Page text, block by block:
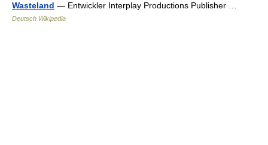
Wasteland — Entwickler Interplay Productions Publisher …
Deutsch Wikipedia